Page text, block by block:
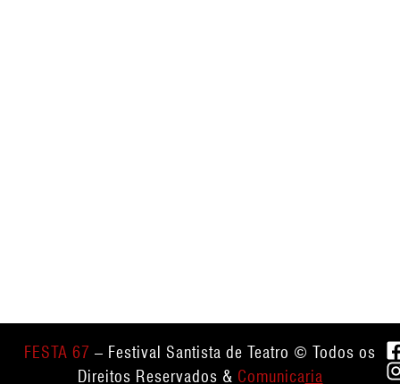
FESTA 67 – Festival Santista de Teatro © Todos os
Direitos Reservados & Comunicaria